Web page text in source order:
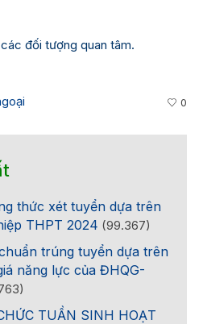
đối tượng quan tâm.
0
thức xét tuyển dựa trên
THPT 2024 (99.367)
trúng tuyển dựa trên
năng lực của ĐHQG-
TUẦN SINH HOẠT